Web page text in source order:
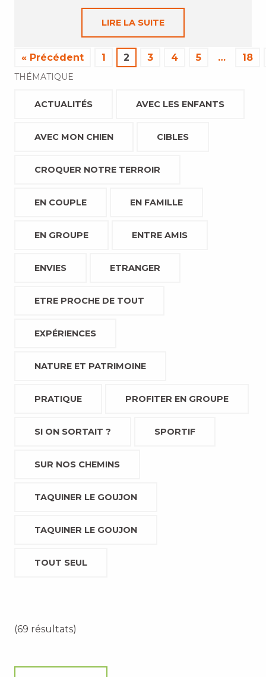
LIRE LA SUITE
« Précédent 1 2 3 4 5 … 18
THÉMATIQUE
ACTUALITÉS AVEC LES ENFANTS
AVEC MON CHIEN CIBLES
CROQUER NOTRE TERROIR
EN COUPLE EN FAMILLE
EN GROUPE ENTRE AMIS
ENVIES ETRANGER
ETRE PROCHE DE TOUT
EXPÉRIENCES
NATURE ET PATRIMOINE
PRATIQUE PROFITER EN GROUPE
SI ON SORTAIT ? SPORTIF
SUR NOS CHEMINS
TAQUINER LE GOUJON
TAQUINER LE GOUJON
TOUT SEUL
(69 résultats)